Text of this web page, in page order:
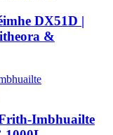
DX51D |
&
Imbhuailte